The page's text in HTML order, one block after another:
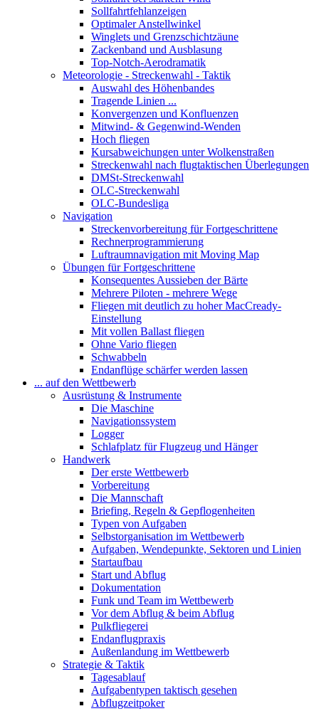
Sollfahrtfehlanzeigen
Optimaler Anstellwinkel
Winglets und Grenzschichtzäune
Zackenband und Ausblasung
Top-Notch-Aerodramatik
Meteorologie - Streckenwahl - Taktik
Auswahl des Höhenbandes
Tragende Linien ...
Konvergenzen und Konfluenzen
Mitwind- & Gegenwind-Wenden
Hoch fliegen
Kursabweichungen unter Wolkenstraßen
Streckenwahl nach flugtaktischen Überlegungen
DMSt-Streckenwahl
OLC-Streckenwahl
OLC-Bundesliga
Navigation
Streckenvorbereitung für Fortgeschrittene
Rechnerprogrammierung
Luftraumnavigation mit Moving Map
Übungen für Fortgeschrittene
Konsequentes Aussieben der Bärte
Mehrere Piloten - mehrere Wege
Fliegen mit deutlich zu hoher MacCready-
Einstellung
Mit vollen Ballast fliegen
Ohne Vario fliegen
Schwabbeln
Endanflüge schärfer werden lassen
... auf den Wettbewerb
Ausrüstung & Instrumente
Die Maschine
Navigationssystem
Logger
Schlafplatz für Flugzeug und Hänger
Handwerk
Der erste Wettbewerb
Vorbereitung
Die Mannschaft
Briefing, Regeln & Gepflogenheiten
Typen von Aufgaben
Selbstorganisation im Wettbewerb
Aufgaben, Wendepunkte, Sektoren und Linien
Startaufbau
Start und Abflug
Dokumentation
Funk und Team im Wettbewerb
Vor dem Abflug & beim Abflug
Pulkfliegerei
Endanflugpraxis
Außenlandung im Wettbewerb
Strategie & Taktik
Tagesablauf
Aufgabentypen taktisch gesehen
Abflugzeitpoker